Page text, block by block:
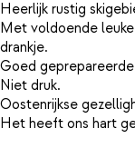
Heerlijk rustig
Met voldoende
drankje.
Goed
Niet druk.
Oostenrijkse